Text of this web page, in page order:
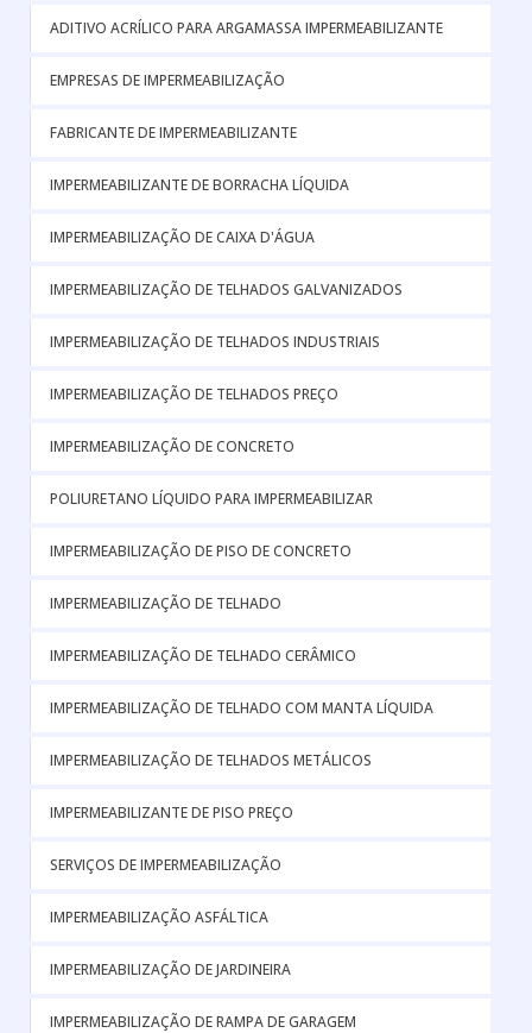
ADITIVO ACRÍLICO PARA ARGAMASSA IMPERMEABILIZANTE
EMPRESAS DE IMPERMEABILIZAÇÃO
FABRICANTE DE IMPERMEABILIZANTE
IMPERMEABILIZANTE DE BORRACHA LÍQUIDA
IMPERMEABILIZAÇÃO DE CAIXA D'ÁGUA
IMPERMEABILIZAÇÃO DE TELHADOS GALVANIZADOS
IMPERMEABILIZAÇÃO DE TELHADOS INDUSTRIAIS
IMPERMEABILIZAÇÃO DE TELHADOS PREÇO
IMPERMEABILIZAÇÃO DE CONCRETO
POLIURETANO LÍQUIDO PARA IMPERMEABILIZAR
IMPERMEABILIZAÇÃO DE PISO DE CONCRETO
IMPERMEABILIZAÇÃO DE TELHADO
IMPERMEABILIZAÇÃO DE TELHADO CERÂMICO
IMPERMEABILIZAÇÃO DE TELHADO COM MANTA LÍQUIDA
IMPERMEABILIZAÇÃO DE TELHADOS METÁLICOS
IMPERMEABILIZANTE DE PISO PREÇO
SERVIÇOS DE IMPERMEABILIZAÇÃO
IMPERMEABILIZAÇÃO ASFÁLTICA
IMPERMEABILIZAÇÃO DE JARDINEIRA
IMPERMEABILIZAÇÃO DE RAMPA DE GARAGEM